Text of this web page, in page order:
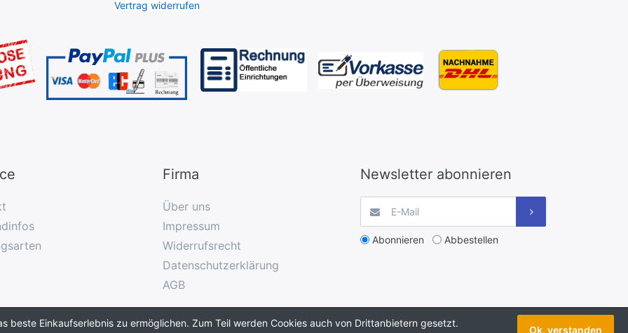
Vertrag widerrufen
Firma
Über uns
Impressum
Widerrufsrecht
Datenschutzerklärung
AGB
Newsletter abonnieren
Abonnieren Abbestellen
beste Einkaufserlebnis zu ermöglichen. Zum Teil werden Cookies auch von Drittanbietern gesetzt.
Ok, verstanden